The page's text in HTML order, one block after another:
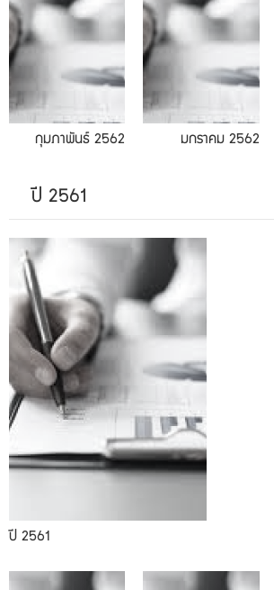
กุมภาพันธ์ 2562 มกราคม 2562
ปี 2561
ปี 2561
11.2018 07.2018